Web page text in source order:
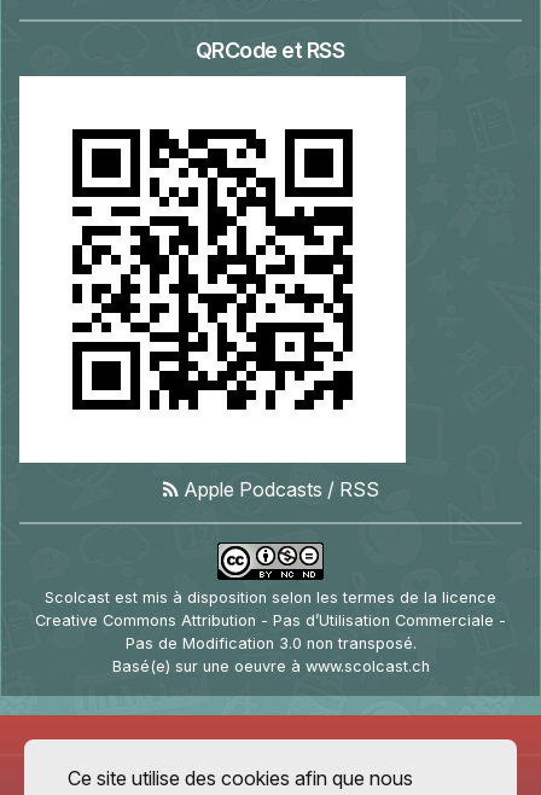
QRCode et RSS
Apple Podcasts / RSS
Scolcast est mis à disposition selon les termes de la licence
Creative Commons Attribution - Pas d’Utilisation Commerciale -
Pas de Modification 3.0 non transposé.
Basé(e) sur une oeuvre à www.scolcast.ch
Ce site utilise des cookies afin que nous